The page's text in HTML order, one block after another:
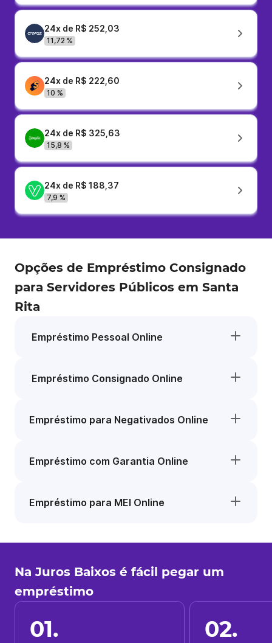
24x de R$ 252,03
11,72 %
24x de R$ 222,60
10 %
24x de R$ 325,63
15,8 %
24x de R$ 188,37
7,9 %
Opções de Empréstimo Consignado
para Servidores Públicos em Santa
Rita
Empréstimo Pessoal Online
Empréstimo Consignado Online
Empréstimo para Negativados Online
Empréstimo com Garantia Online
Empréstimo para MEI Online
Na Juros Baixos é fácil pegar um
empréstimo
01. 02.